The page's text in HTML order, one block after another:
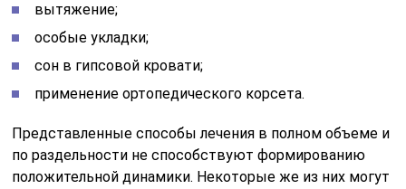
вытяжение;
особые укладки;
сон в гипсовой кровати;
применение ортопедического корсета.
Представленные способы лечения в полном объеме и
по раздельности не способствуют формированию
положительной динамики. Некоторые же из них могут